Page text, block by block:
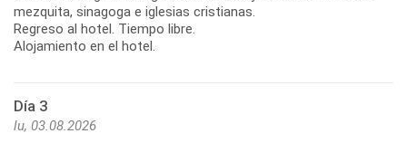
mezquita, sinagoga e iglesias cristianas.
Regreso al hotel. Tiempo libre.
Alojamiento en el hotel.
Día 3
lu, 03.08.2026